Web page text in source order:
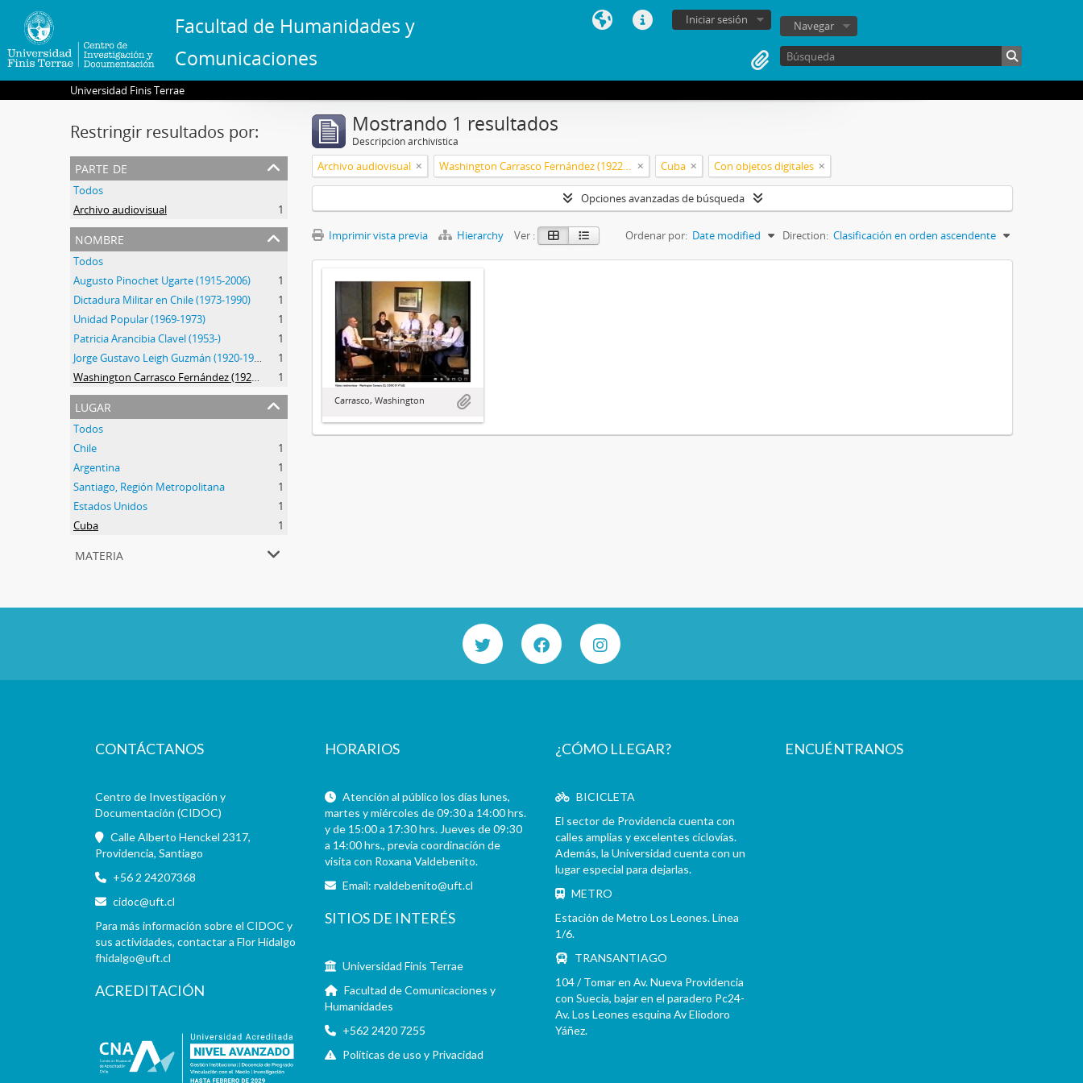
Facultad de Humanidades y
Comunicaciones
Iniciar sesión Navegar
Universidad Finis Terrae
Restringir resultados por:
parte de
Todos
Archivo audiovisual
1
nombre
Todos
Augusto Pinochet Ugarte (1915-2006)
1
Dictadura Militar en Chile (1973-1990)
1
Unidad Popular (1969-1973)
1
Patricia Arancibia Clavel (1953-)
1
Jorge Gustavo Leigh Guzmán (1920-1999)
1
Washington Carrasco Fernández (1922-2021)
1
lugar
Todos
Chile
1
Argentina
1
Santiago, Región Metropolitana
1
Estados Unidos
1
Cuba
1
materia
Mostrando 1 resultados
Descripción archivística
Archivo audiovisual Washington Carrasco Fernández (1922-2021) Cuba Con objetos digitales
Opciones avanzadas de búsqueda
Imprimir vista previa Hierarchy Ver : Ordenar por: Date modified Direction: Clasificación en orden ascendente
Carrasco, Washington
CONTÁCTANOS
Centro de Investigación y
Documentación (CIDOC)
Calle Alberto Henckel 2317,
Providencia, Santiago
+56 2 24207368
cidoc@uft.cl
Para más información sobre el CIDOC y
sus actividades, contactar a Flor Hidalgo
fhidalgo@uft.cl
ACREDITACIÓN
HORARIOS
Atención al público los días lunes,
martes y miércoles de 09:30 a 14:00 hrs.
y de 15:00 a 17:30 hrs. Jueves de 09:30
a 14:00 hrs., previa coordinación de
visita con Roxana Valdebenito.
Email:rvaldebenito@uft.cl
SITIOS DE INTERÉS
Universidad Finis Terrae
Facultad de Comunicaciones y
Humanidades
+562 2420 7255
Políticas de uso y Privacidad
¿CÓMO LLEGAR?
BICICLETA
El sector de Providencia cuenta con
calles amplias y excelentes ciclovías.
Además, la Universidad cuenta con un
lugar especial para dejarlas.
METRO
Estación de Metro Los Leones. Línea
1/6.
TRANSANTIAGO
104 / Tomar en Av. Nueva Providencia
con Suecia, bajar en el paradero Pc24-
Av. Los Leones esquina Av Eliodoro
Yáñez.
ENCUÉNTRANOS